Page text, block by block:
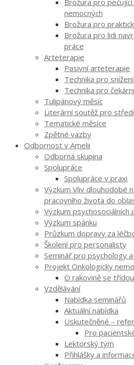
nemocných
Brožura pro
Brožura pro lidi
práce
Arteterapie
Pasivní arteterapie
Technika pro
Technika pro
Tulipánový měsíc
Literární soutěž pro
Tematické měsíce
Zpětné vazby
Odbornost v Amelii
Odborná skupina
Spolupráce
Spolupráce v praxi
Výzkum Vliv dlouhodobé
pracovního života do
Výzkum psychosociálních
Výzkum spánku
Průzkum dopravy za
Školení pro personalisty
Seminář pro psychology
Projekt Onkologicky
O rakovině se třídou
Vzdělávání
Nabídka seminářů
Aktuální nabídka
Uskutečněné –
Pro
Lektorský tým
Přihlášky a